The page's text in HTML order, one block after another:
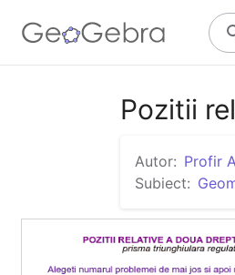
Pozitii
Autor: Profir
Subiect: